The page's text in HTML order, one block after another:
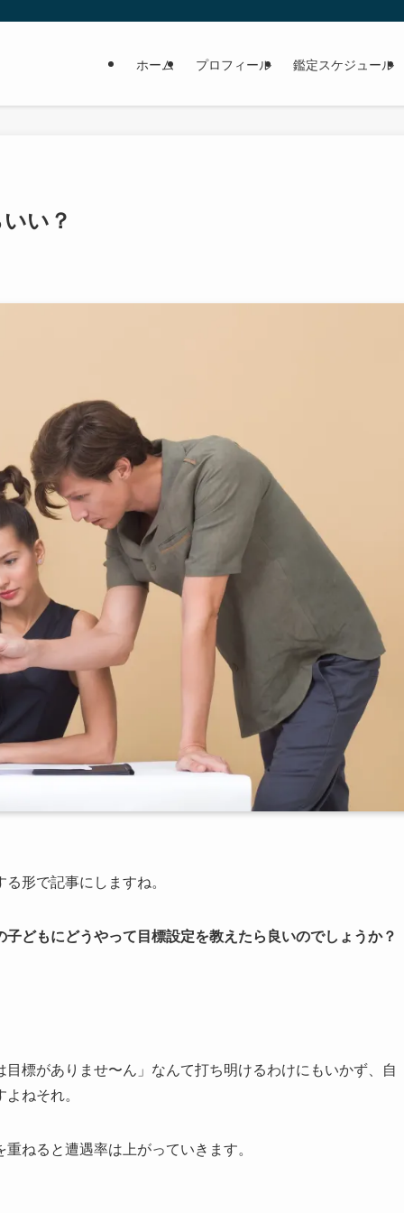
ホーム プロフィール 鑑定スケジュール
い？
形で記事にしますね。
どもにどうやって目標設定を教えたら良いのでしょうか？
標がありませ〜ん」なんて打ち明けるわけにもいかず、自
ねそれ。
ねると遭遇率は上がっていきます。